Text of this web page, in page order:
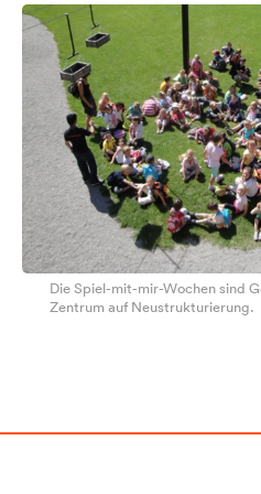
Die Spiel-mit-mir-Wochen sind
Zentrum auf Neustrukturierung.